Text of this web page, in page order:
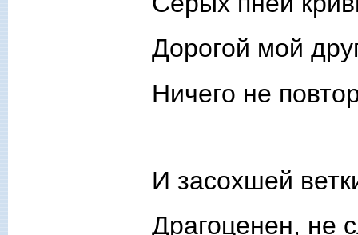
Дорогой мой
Ничего не
И засохшей
Драгоценен, не